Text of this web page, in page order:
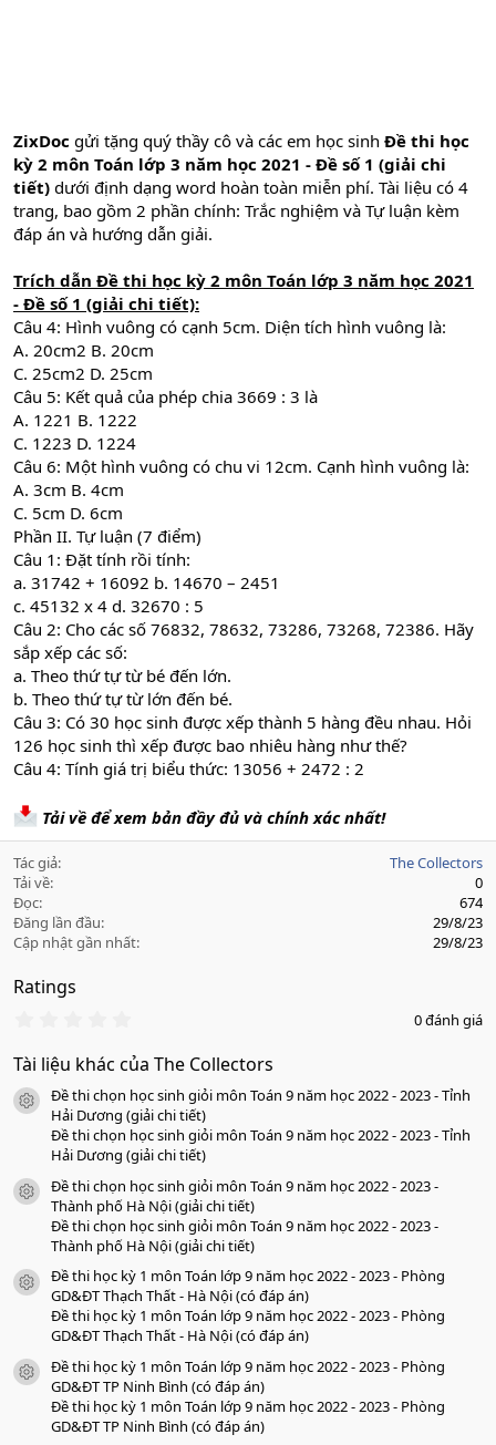
ZixDoc gửi tặng quý thầy cô và các em học sinh Đề thi học
kỳ 2 môn Toán lớp 3 năm học 2021 - Đề số 1 (giải chi
tiết) dưới định dạng word hoàn toàn miễn phí. Tài liệu có 4
trang, bao gồm 2 phần chính: Trắc nghiệm và Tự luận kèm
đáp án và hướng dẫn giải.
Trích dẫn Đề thi học kỳ 2 môn Toán lớp 3 năm học 2021
- Đề số 1 (giải chi tiết):
Câu 4: Hình vuông có cạnh 5cm. Diện tích hình vuông là:
A. 20cm2 B. 20cm
C. 25cm2 D. 25cm
Câu 5: Kết quả của phép chia 3669 : 3 là
A. 1221 B. 1222
C. 1223 D. 1224
Câu 6: Một hình vuông có chu vi 12cm. Cạnh hình vuông là:
A. 3cm B. 4cm
C. 5cm D. 6cm
Phần II. Tự luận (7 điểm)
Câu 1: Đặt tính rồi tính:
a. 31742 + 16092 b. 14670 – 2451
c. 45132 x 4 d. 32670 : 5
Câu 2: Cho các số 76832, 78632, 73286, 73268, 72386. Hãy
sắp xếp các số:
a. Theo thứ tự từ bé đến lớn.
b. Theo thứ tự từ lớn đến bé.
Câu 3: Có 30 học sinh được xếp thành 5 hàng đều nhau. Hỏi
126 học sinh thì xếp được bao nhiêu hàng như thế?
Câu 4: Tính giá trị biểu thức: 13056 + 2472 : 2
Tải về để xem bản đầy đủ và chính xác nhất!
Tác giả
The Collectors
Tải về
0
Đọc
674
Đăng lần đầu
29/8/23
Cập nhật gần nhất
29/8/23
Ratings
0
0
a
o
0 đánh giá
Tài liệu khác của The Collectors
icon tài liệu
Đề thi chọn học sinh giỏi môn Toán 9 năm học 2022 - 2023 - Tỉnh
Hải Dương (giải chi tiết)
Đề thi chọn học sinh giỏi môn Toán 9 năm học 2022 - 2023 - Tỉnh
Hải Dương (giải chi tiết)
icon tài liệu
Đề thi chọn học sinh giỏi môn Toán 9 năm học 2022 - 2023 -
Thành phố Hà Nội (giải chi tiết)
Đề thi chọn học sinh giỏi môn Toán 9 năm học 2022 - 2023 -
Thành phố Hà Nội (giải chi tiết)
icon tài liệu
Đề thi học kỳ 1 môn Toán lớp 9 năm học 2022 - 2023 - Phòng
GD&ĐT Thạch Thất - Hà Nội (có đáp án)
Đề thi học kỳ 1 môn Toán lớp 9 năm học 2022 - 2023 - Phòng
GD&ĐT Thạch Thất - Hà Nội (có đáp án)
icon tài liệu
Đề thi học kỳ 1 môn Toán lớp 9 năm học 2022 - 2023 - Phòng
GD&ĐT TP Ninh Bình (có đáp án)
Đề thi học kỳ 1 môn Toán lớp 9 năm học 2022 - 2023 - Phòng
GD&ĐT TP Ninh Bình (có đáp án)